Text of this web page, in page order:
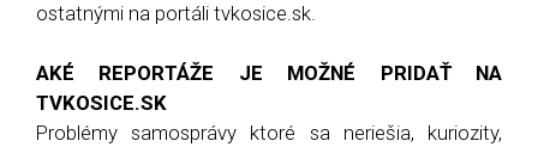
ostatnými na portáli tvkosice.sk.
AKÉ REPORTÁŽE JE MOŽNÉ PRIDAŤ NA
TVKOSICE.SK
Problémy samosprávy ktoré sa neriešia, kuriozity,